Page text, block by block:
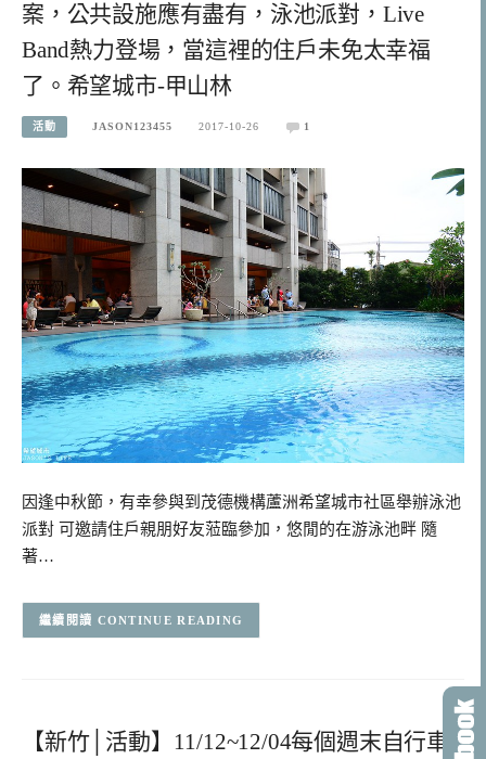
案，公共設施應有盡有，泳池派對，Live
Band熱力登場，當這裡的住戶未免太幸福
了。希望城市-甲山林
活動 JASON123455 2017-10-26 1
因逢中秋節，有幸參與到茂德機構蘆洲希望城市社區舉辦泳池
派對 可邀請住戶親朋好友蒞臨參加，悠閒的在游泳池畔 隨
著…
CONTINUE READING
【新竹│活動】11/12~12/04每個週末自行車